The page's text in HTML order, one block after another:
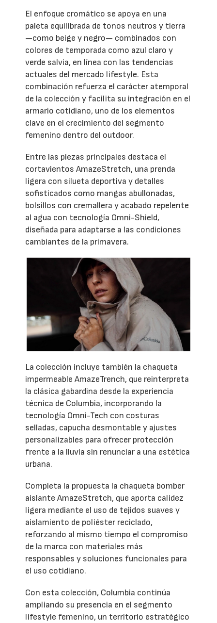
El enfoque cromático se apoya en una
paleta equilibrada de tonos neutros y tierra
—como beige y negro— combinados con
colores de temporada como azul claro y
verde salvia, en línea con las tendencias
actuales del mercado lifestyle. Esta
combinación refuerza el carácter atemporal
de la colección y facilita su integración en el
armario cotidiano, uno de los elementos
clave en el crecimiento del segmento
femenino dentro del outdoor.
Entre las piezas principales destaca el
cortavientos AmazeStretch, una prenda
ligera con silueta deportiva y detalles
sofisticados como mangas abullonadas,
bolsillos con cremallera y acabado repelente
al agua con tecnología Omni-Shield,
diseñada para adaptarse a las condiciones
cambiantes de la primavera.
La colección incluye también la chaqueta
impermeable AmazeTrench, que reinterpreta
la clásica gabardina desde la experiencia
técnica de Columbia, incorporando la
tecnología Omni-Tech con costuras
selladas, capucha desmontable y ajustes
personalizables para ofrecer protección
frente a la lluvia sin renunciar a una estética
urbana.
Completa la propuesta la chaqueta bomber
aislante AmazeStretch, que aporta calidez
ligera mediante el uso de tejidos suaves y
aislamiento de poliéster reciclado,
reforzando al mismo tiempo el compromiso
de la marca con materiales más
responsables y soluciones funcionales para
el uso cotidiano.
Con esta colección, Columbia continúa
ampliando su presencia en el segmento
lifestyle femenino, un territorio estratégico